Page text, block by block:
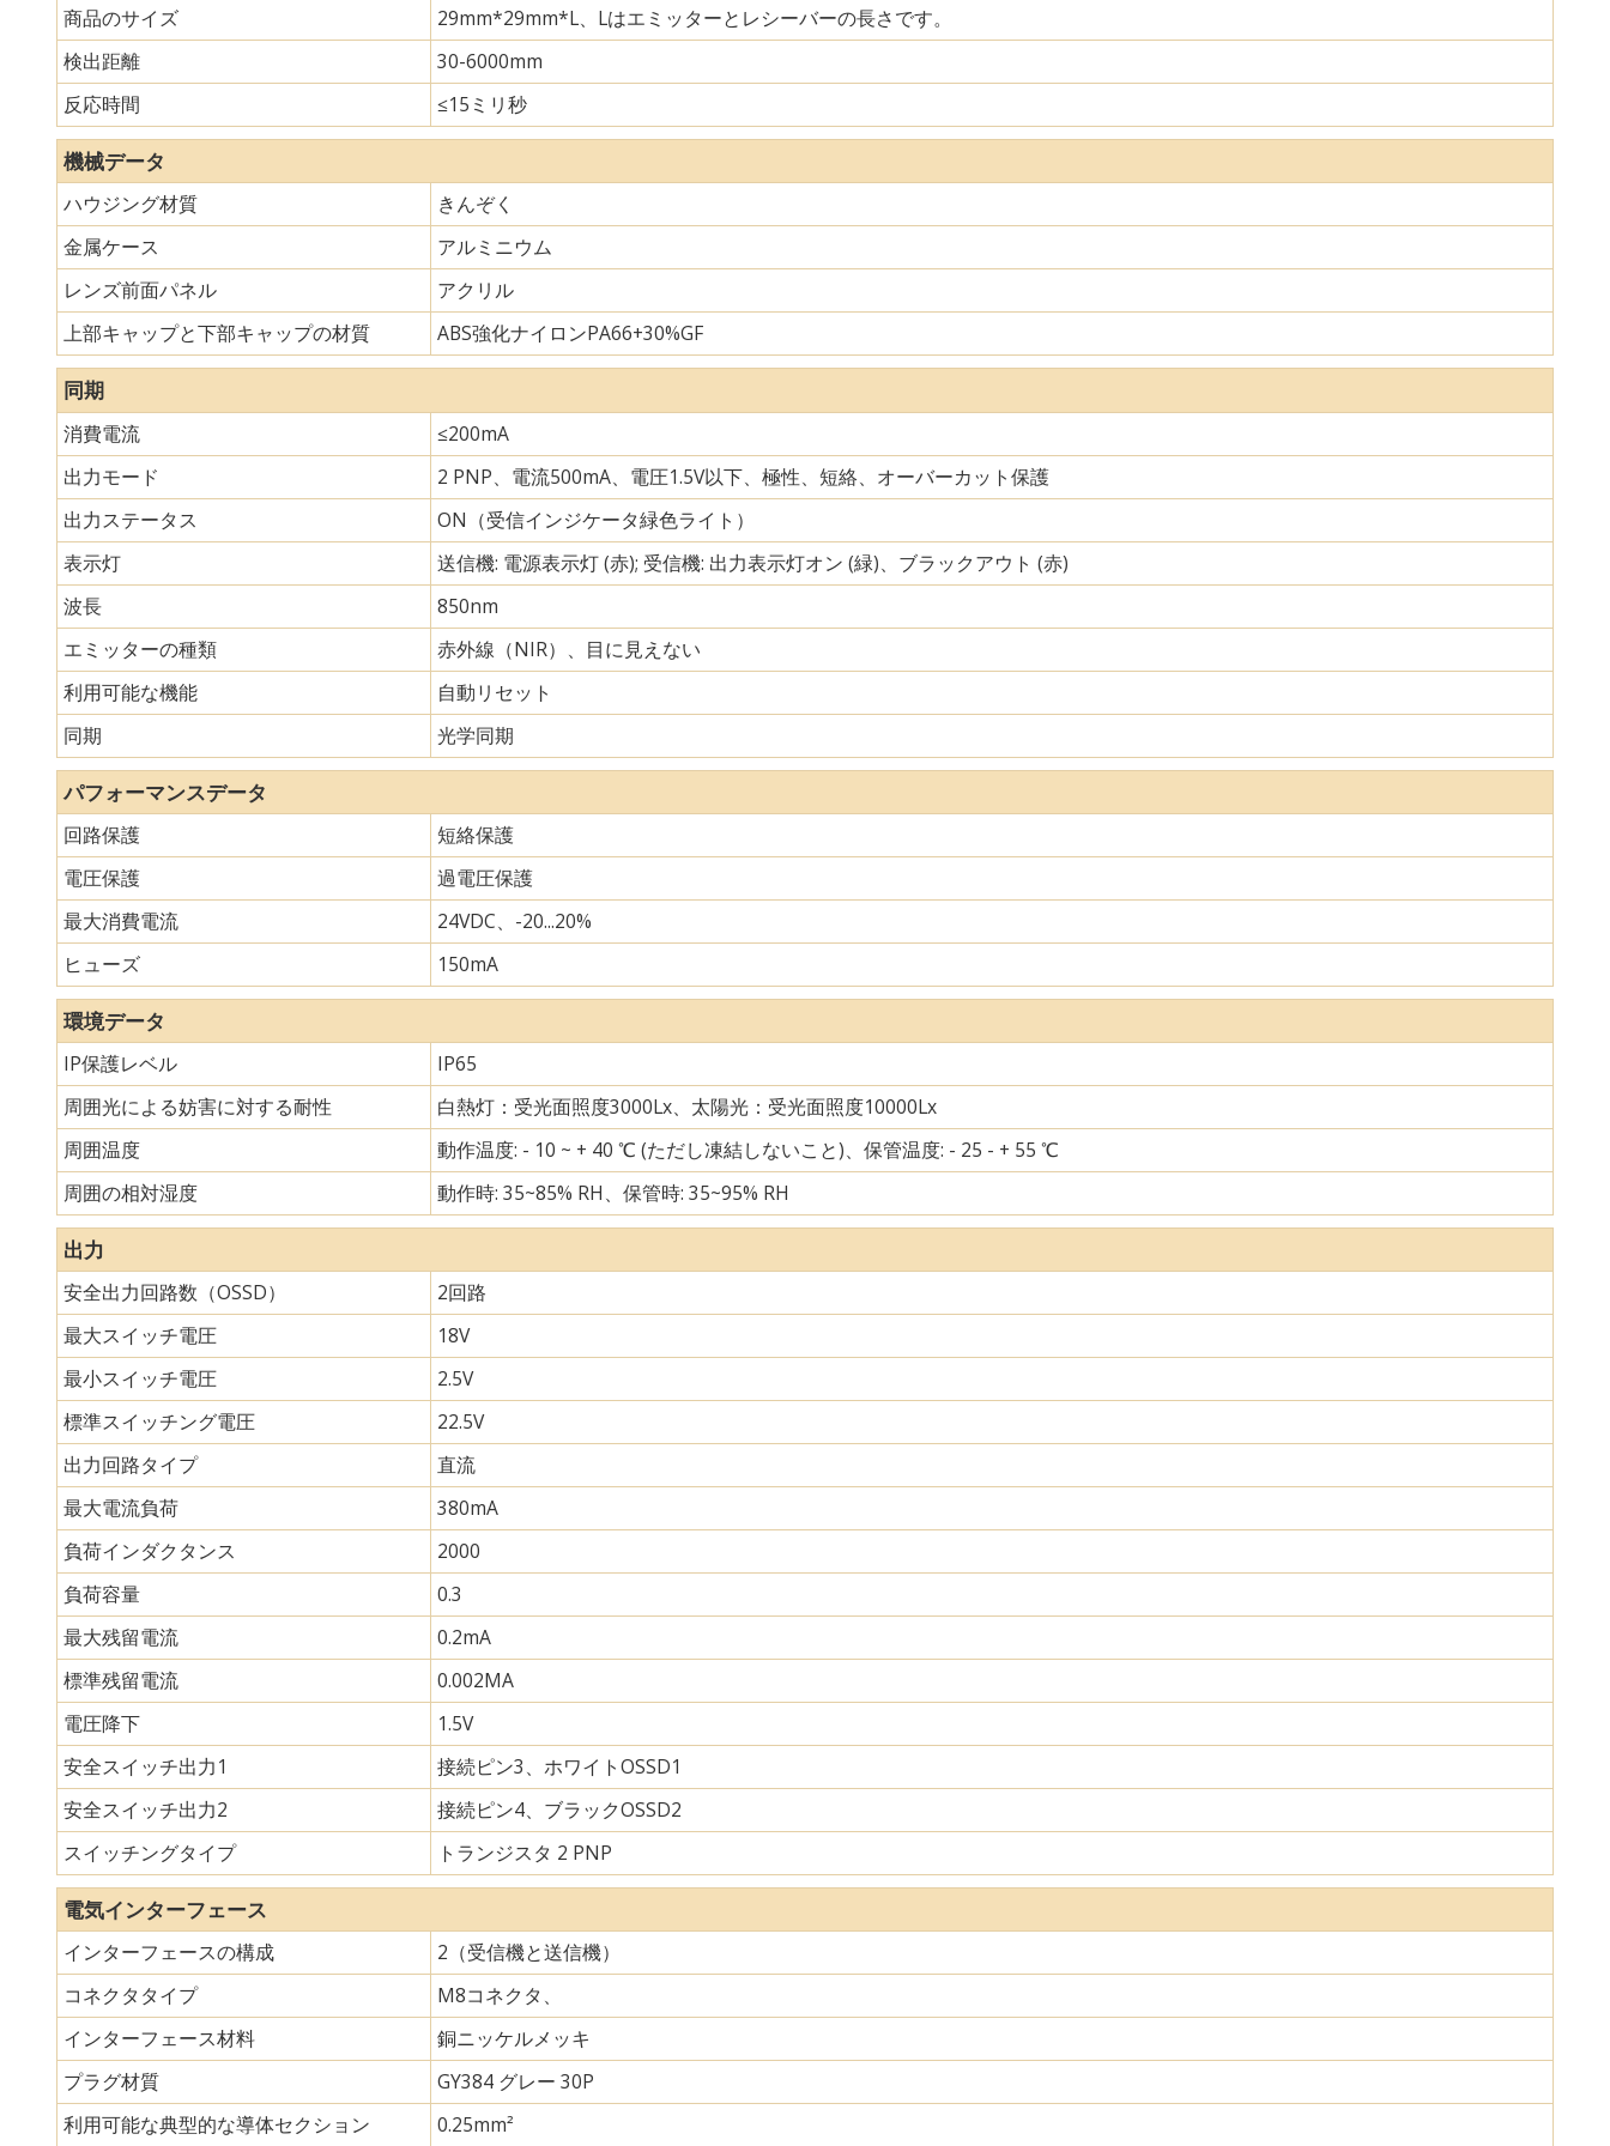
商品のサイズ
29mm*29mm*L、Lはエミッターとレシーバーの長さです。
検出距離
30-6000mm
反応時間
≤15ミリ秒
機械データ
ハウジング材質
きんぞく
金属ケース
アルミニウム
レンズ前面パネル
アクリル
上部キャップと下部キャップの材質
ABS強化ナイロンPA66+30%GF
同期
消費電流
≤200mA
出力モード
2 PNP、電流500mA、電圧1.5V以下、極性、短絡、オーバーカット保護
出力ステータス
ON（受信インジケータ緑色ライト）
表示灯
送信機: 電源表示灯 (赤); 受信機: 出力表示灯オン (緑)、ブラックアウト (赤)
波長
850nm
エミッターの種類
赤外線（NIR）、目に見えない
利用可能な機能
自動リセット
同期
光学同期
パフォーマンスデータ
回路保護
短絡保護
電圧保護
過電圧保護
最大消費電流
24VDC、-20...20%
ヒューズ
150mA
環境データ
IP保護レベル
IP65
周囲光による妨害に対する耐性
白熱灯：受光面照度3000Lx、太陽光：受光面照度10000Lx
周囲温度
動作温度: - 10 ~ + 40 ℃ (ただし凍結しないこと)、保管温度: - 25 - + 55 ℃
周囲の相対湿度
動作時: 35~85% RH、保管時: 35~95% RH
出力
安全出力回路数（OSSD）
2回路
最大スイッチ電圧
18V
最小スイッチ電圧
2.5V
標準スイッチング電圧
22.5V
出力回路タイプ
直流
最大電流負荷
380mA
負荷インダクタンス
2000
負荷容量
0.3
最大残留電流
0.2mA
標準残留電流
0.002MA
電圧降下
1.5V
安全スイッチ出力1
接続ピン3、ホワイトOSSD1
安全スイッチ出力2
接続ピン4、ブラックOSSD2
スイッチングタイプ
トランジスタ 2 PNP
電気インターフェース
インターフェースの構成
2（受信機と送信機）
コネクタタイプ
M8コネクタ、
インターフェース材料
銅ニッケルメッキ
プラグ材質
GY384 グレー 30P
利用可能な典型的な導体セクション
0.25mm²